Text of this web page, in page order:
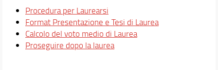
Procedura per Laurearsi
Format Presentazione e Tesi di Laurea
Calcolo del voto medio di Laurea
Proseguire dopo la laurea